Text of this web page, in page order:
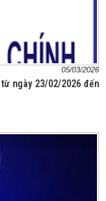
05/03/2026
ngày 23/02/2026 đến